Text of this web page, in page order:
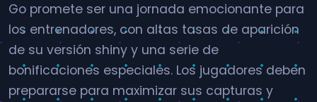
Go promete ser una jornada emocionante para
los entrenadores, con altas tasas de aparición
de su versión shiny y una serie de
bonificaciones especiales. Los jugadores deben
prepararse para maximizar sus capturas y